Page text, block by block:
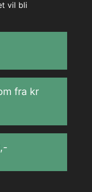
vil bli
fra kr
,-